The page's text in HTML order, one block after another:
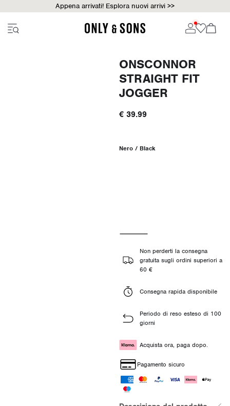
Appena arrivati! Esplora nuovi arrivi >>
ONSCONNOR
STRAIGHT FIT
JOGGER
€ 39.99
Nero / Black
Non perderti la consegna
gratuita sugli ordini superiori a
60 €
Consegna rapida disponibile
Periodo di reso esteso di 100
giorni
Acquista ora, paga dopo.
Pagamento sicuro